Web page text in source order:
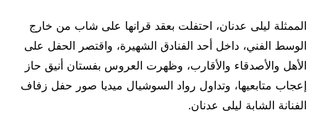
الممثلة ليلى عدنان، احتفلت بعقد قرانها على شاب من خارج
الوسط الفني، داخل أحد الفنادق الشهيرة، واقتصر الحفل على
الأهل والأصدقاء والأقارب، وظهرت العروس بفستان أنيق حاز
إعجاب متابعيها، وتداول رواد السوشيال ميديا صور حفل زفاف
الفنانة الشابة ليلى عدنان.